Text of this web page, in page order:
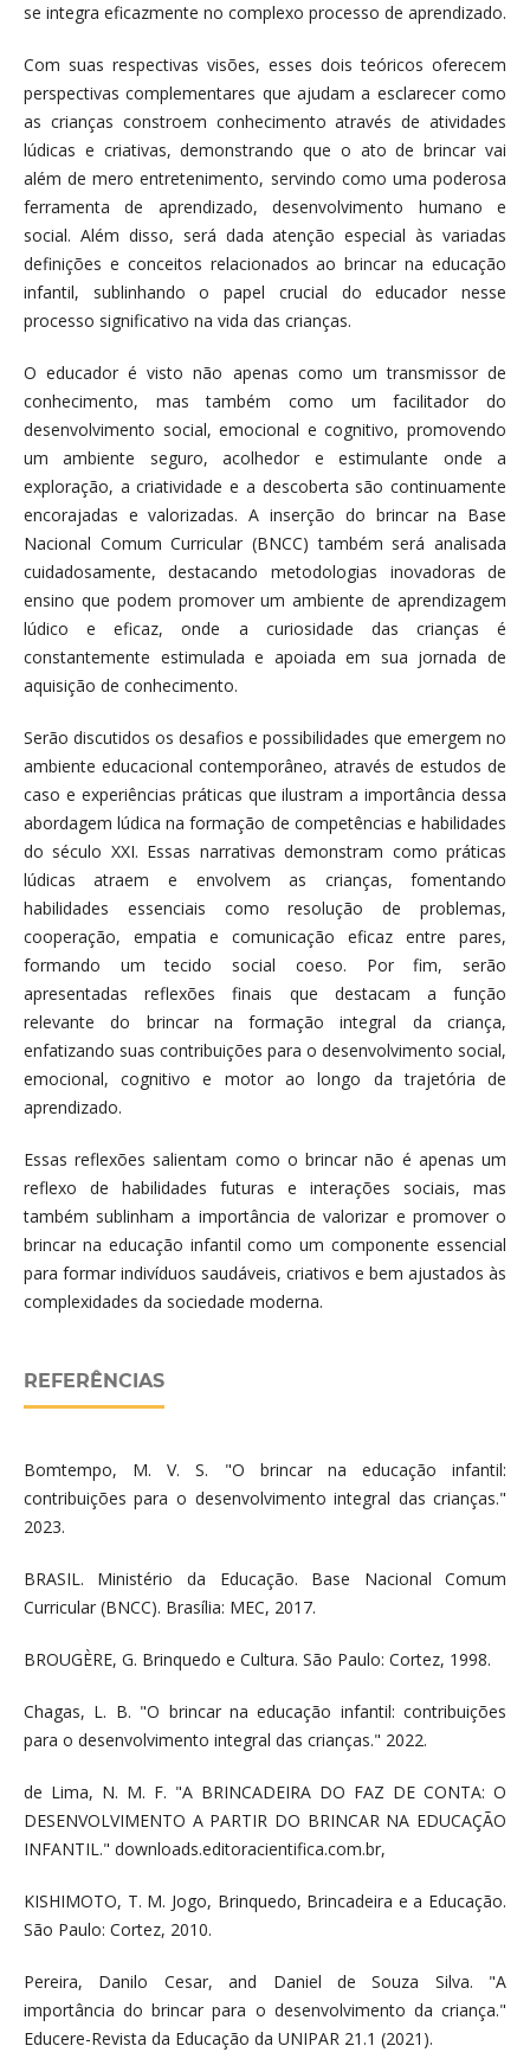
se integra eficazmente no complexo processo de aprendizado.
Com suas respectivas visões, esses dois teóricos oferecem
perspectivas complementares que ajudam a esclarecer como
as crianças constroem conhecimento através de atividades
lúdicas e criativas, demonstrando que o ato de brincar vai
além de mero entretenimento, servindo como uma poderosa
ferramenta de aprendizado, desenvolvimento humano e
social. Além disso, será dada atenção especial às variadas
definições e conceitos relacionados ao brincar na educação
infantil, sublinhando o papel crucial do educador nesse
processo significativo na vida das crianças.
O educador é visto não apenas como um transmissor de
conhecimento, mas também como um facilitador do
desenvolvimento social, emocional e cognitivo, promovendo
um ambiente seguro, acolhedor e estimulante onde a
exploração, a criatividade e a descoberta são continuamente
encorajadas e valorizadas. A inserção do brincar na Base
Nacional Comum Curricular (BNCC) também será analisada
cuidadosamente, destacando metodologias inovadoras de
ensino que podem promover um ambiente de aprendizagem
lúdico e eficaz, onde a curiosidade das crianças é
constantemente estimulada e apoiada em sua jornada de
aquisição de conhecimento.
Serão discutidos os desafios e possibilidades que emergem no
ambiente educacional contemporâneo, através de estudos de
caso e experiências práticas que ilustram a importância dessa
abordagem lúdica na formação de competências e habilidades
do século XXI. Essas narrativas demonstram como práticas
lúdicas atraem e envolvem as crianças, fomentando
habilidades essenciais como resolução de problemas,
cooperação, empatia e comunicação eficaz entre pares,
formando um tecido social coeso. Por fim, serão
apresentadas reflexões finais que destacam a função
relevante do brincar na formação integral da criança,
enfatizando suas contribuições para o desenvolvimento social,
emocional, cognitivo e motor ao longo da trajetória de
aprendizado.
Essas reflexões salientam como o brincar não é apenas um
reflexo de habilidades futuras e interações sociais, mas
também sublinham a importância de valorizar e promover o
brincar na educação infantil como um componente essencial
para formar indivíduos saudáveis, criativos e bem ajustados às
complexidades da sociedade moderna.
REFERÊNCIAS
Bomtempo, M. V. S. "O brincar na educação infantil:
contribuições para o desenvolvimento integral das crianças."
2023.
BRASIL. Ministério da Educação. Base Nacional Comum
Curricular (BNCC). Brasília: MEC, 2017.
BROUGÈRE, G. Brinquedo e Cultura. São Paulo: Cortez, 1998.
Chagas, L. B. "O brincar na educação infantil: contribuições
para o desenvolvimento integral das crianças." 2022.
de Lima, N. M. F. "A BRINCADEIRA DO FAZ DE CONTA: O
DESENVOLVIMENTO A PARTIR DO BRINCAR NA EDUCAÇÃO
INFANTIL." downloads.editoracientifica.com.br,
KISHIMOTO, T. M. Jogo, Brinquedo, Brincadeira e a Educação.
São Paulo: Cortez, 2010.
Pereira, Danilo Cesar, and Daniel de Souza Silva. "A
importância do brincar para o desenvolvimento da criança."
Educere-Revista da Educação da UNIPAR 21.1 (2021).